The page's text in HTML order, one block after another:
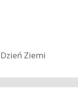
Ziemi